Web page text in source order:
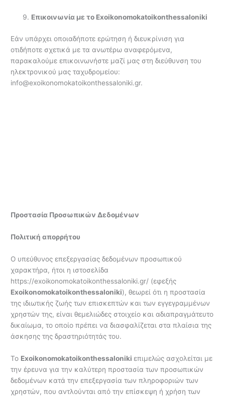
Επικοινωνία με το Exoikonomokatoikonthessaloniki
Εάν υπάρχει οποιαδήποτε ερώτηση ή διευκρίνιση για
οτιδήποτε σχετικά με τα ανωτέρω αναφερόμενα,
παρακαλούμε επικοινωνήστε μαζί μας στη διεύθυνση του
ηλεκτρονικού μας ταχυδρομείου:
info@exoikonomokatoikonthessaloniki.gr.
Προστασία Προσωπικών Δεδομένων
Πολιτική απορρήτου
Ο υπεύθυνος επεξεργασίας δεδομένων προσωπικού
χαρακτήρα, ήτοι η ιστοσελίδα
https://exoikonomokatoikonthessaloniki.gr/ (εφεξής
Exoikonomokatoikonthessaloniki), θεωρεί ότι η προστασία
της ιδιωτικής ζωής των επισκεπτών και των εγγεγραμμένων
χρηστών της, είναι θεμελιώδες στοιχείο και αδιαπραγμάτευτο
δικαίωμα, το οποίο πρέπει να διασφαλίζεται στα πλαίσια της
άσκησης της δραστηριότητάς του.
To Exoikonomokatoikonthessaloniki επιμελώς ασχολείται με
την έρευνα για την καλύτερη προστασία των προσωπικών
δεδομένων κατά την επεξεργασία των πληροφοριών των
χρηστών, που αντλούνται από την επίσκεψη ή χρήση των